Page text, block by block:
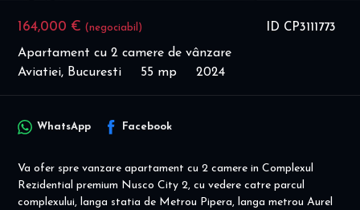
ID CP3111773
164,000 € (negociabil)
Apartament cu 2 camere de vânzare
Aviatiei, Bucuresti
55 mp 2024
WhatsApp Facebook
Va ofer spre vanzare apartament cu 2 camere in Complexul
Rezidential premium Nusco City 2, cu vedere catre parcul
complexului, langa statia de Metrou Pipera, langa metrou Aurel